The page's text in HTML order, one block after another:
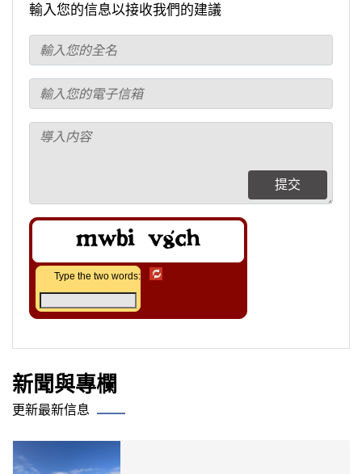
輸入您的信息以接收我們的建議
提交
Type the two words:
新聞與專欄
更新最新信息